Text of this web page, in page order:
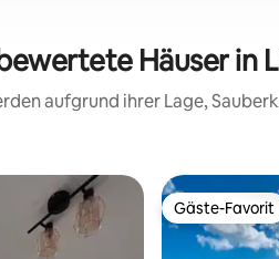
Häuser in
aufgrund ihrer Lage,
Gäste-Favorit
Gäste-Favorit